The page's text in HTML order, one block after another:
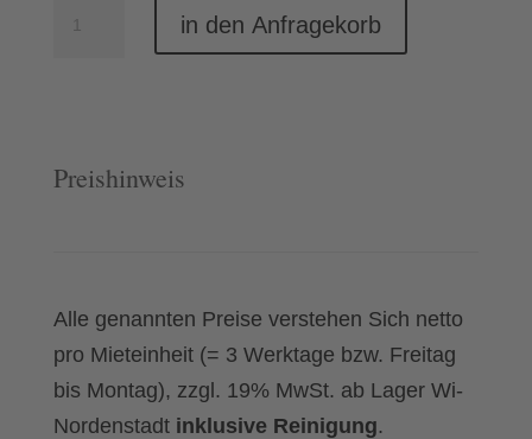
Menge
in den Anfragekorb
Preishinweis
Alle genannten Preise verstehen Sich netto
pro Mieteinheit (= 3 Werktage bzw. Freitag
bis Montag), zzgl. 19% MwSt. ab Lager Wi-
Nordenstadt inklusive Reinigung.